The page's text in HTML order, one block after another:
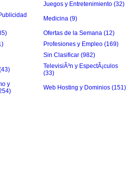
Juegos y Entretenimiento (32)
Medicina (9)
Ofertas de la Semana (12)
Profesiones y Empleo (169)
Sin Clasificar (982)
TelevisiÃ³n y EspectÃ¡culos
(33)
y
Web Hosting y Dominios (151)